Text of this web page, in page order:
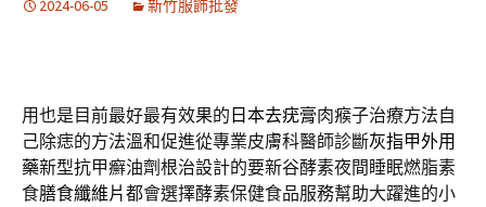
2024-06-05 新竹服飾批發
用也是目前最好最有效果的 日本去疣膏肉瘊子治療方法自
己除痣的方法溫和促進從專業皮膚科醫師診斷灰指甲外用
藥新型抗甲癬油劑根治設計的要新谷酵素夜間睡眠燃脂素
食膳食纖維片都會選擇酵素保健食品服務幫助大躍進的小